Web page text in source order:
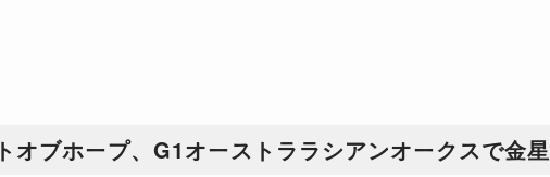
オブホープ、G1オーストララシアンオークスで金星